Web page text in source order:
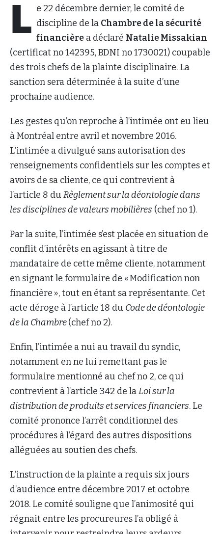
L e 22 décembre dernier, le comité de
discipline de la Chambre de la sécurité
financière a déclaré Natalie Missakian
(certificat no 142395, BDNI no 1730021) coupable
des trois chefs de la plainte disciplinaire. La
sanction sera déterminée à la suite d’une
prochaine audience.
Les gestes qu’on reproche à l’intimée ont eu lieu
à Montréal entre avril et novembre 2016.
L’intimée a divulgué sans autorisation des
renseignements confidentiels sur les comptes et
avoirs de sa cliente, ce qui contrevient à
l’article 8 du Règlement sur la déontologie dans
les disciplines de valeurs mobilières (chef no 1).
Par la suite, l’intimée s’est placée en situation de
conflit d’intérêts en agissant à titre de
mandataire de cette même cliente, notamment
en signant le formulaire de « Modification non
financière », tout en étant sa représentante. Cet
acte déroge à l’article 18 du Code de déontologie
de la Chambre(chef no 2).
Enfin, l’intimée a nui au travail du syndic,
notamment en ne lui remettant pas le
formulaire mentionné au chef no 2, ce qui
contrevient à l’article 342 de laLoi sur la
distribution de produits et services financiers. Le
comité prononce l’arrêt conditionnel des
procédures à l’égard des autres dispositions
alléguées au soutien des chefs.
L’instruction de la plainte a requis six jours
d’audience entre décembre 2017 et octobre
2018. Le comité souligne que l’animosité qui
régnait entre les procureures l’a obligé à